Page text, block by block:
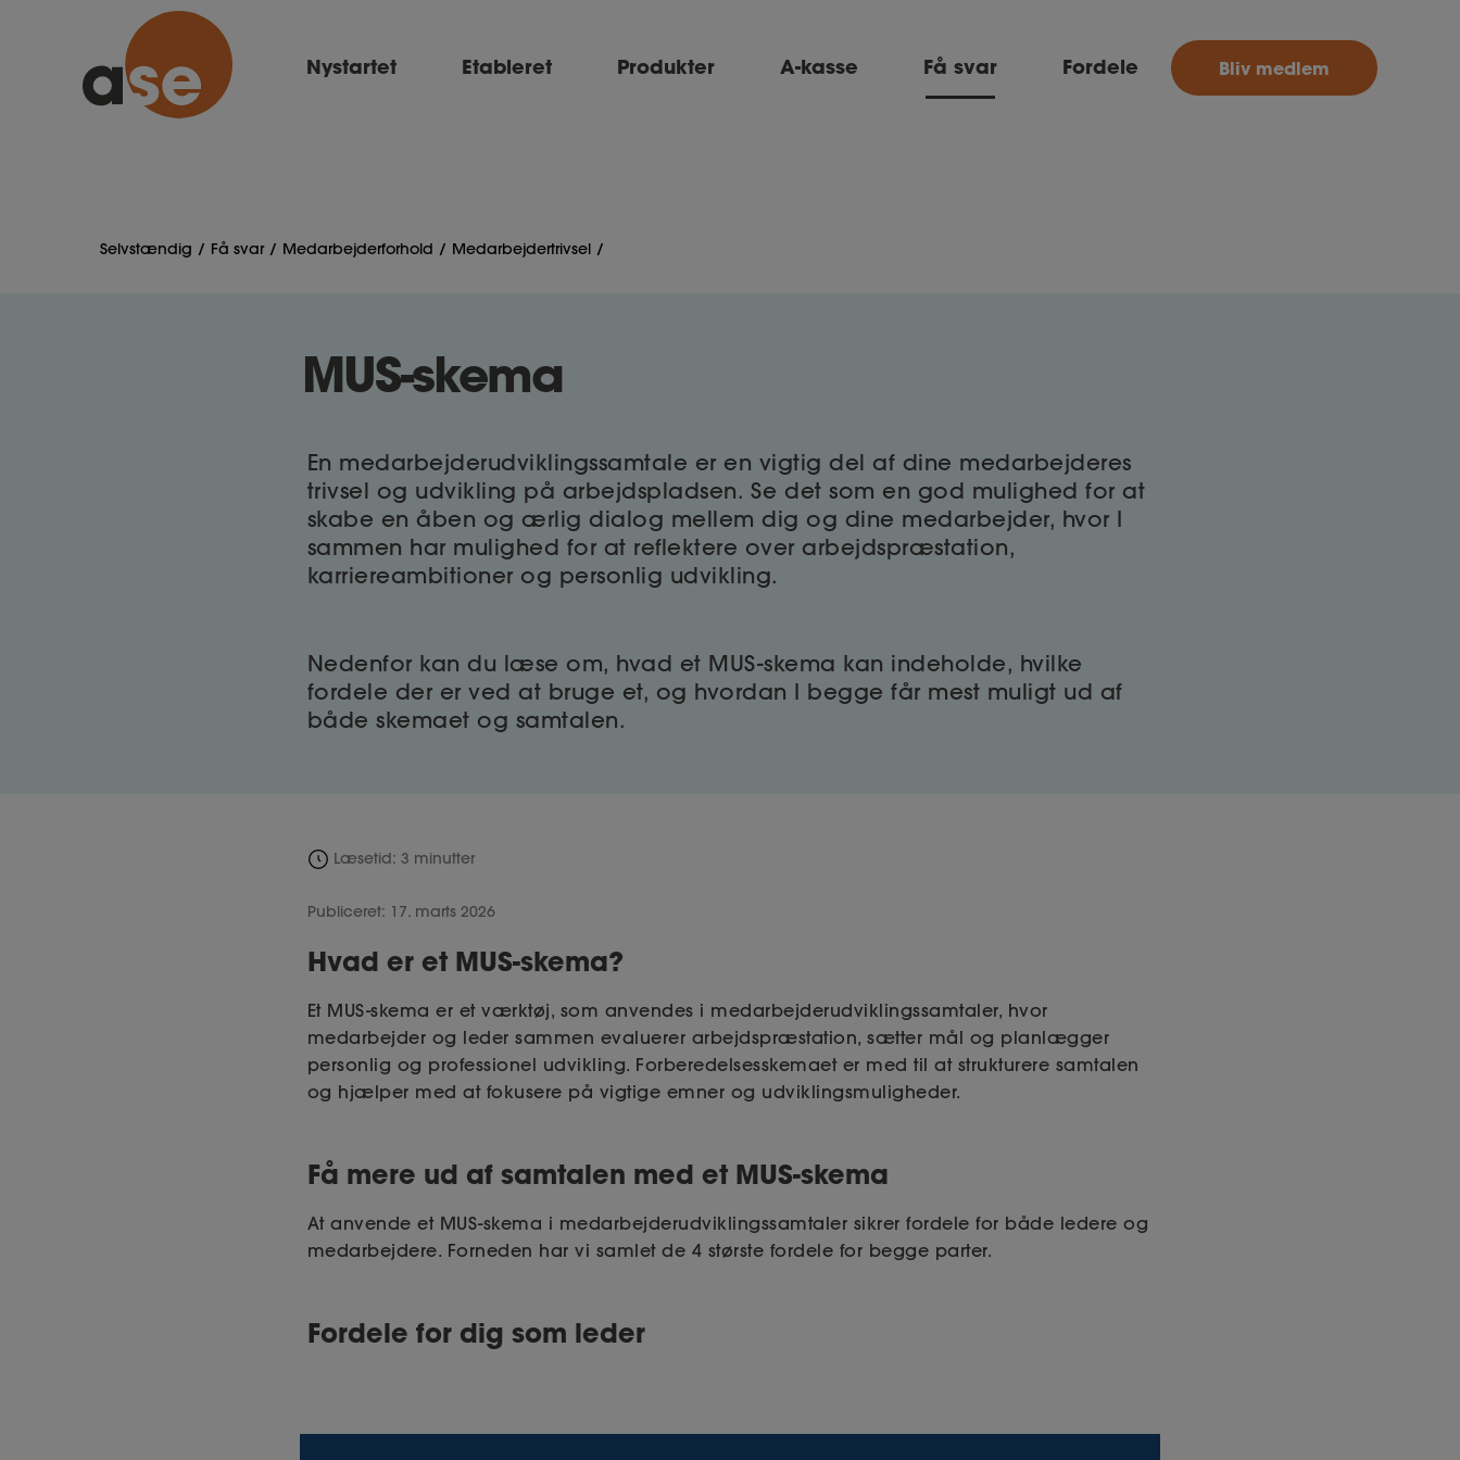
Ase
Nystartet Etableret Produkter A-kasse Få svar Fordele Bliv medlem
Selvstændig Få svar Medarbejderforhold Medarbejdertrivsel
MUS-skema
En medarbejderudviklingssamtale er en vigtig del af dine medarbejderes
trivsel og udvikling på arbejdspladsen. Se det som en god mulighed for at
skabe en åben og ærlig dialog mellem dig og dine medarbejder, hvor I
sammen har mulighed for at reflektere over arbejdspræstation,
karriereambitioner og personlig udvikling.
Nedenfor kan du læse om, hvad et MUS-skema kan indeholde, hvilke
fordele der er ved at bruge et, og hvordan I begge får mest muligt ud af
både skemaet og samtalen.
Læsetid: 3 minutter
Publiceret: 17. marts 2026
Hvad er et MUS-skema?
Et MUS-skema er et værktøj, som anvendes i medarbejderudviklingssamtaler, hvor
medarbejder og leder sammen evaluerer arbejdspræstation, sætter mål og planlægger
personlig og professionel udvikling. Forberedelsesskemaet er med til at strukturere samtalen
og hjælper med at fokusere på vigtige emner og udviklingsmuligheder.
Få mere ud af samtalen med et MUS-skema
At anvende et MUS-skema i medarbejderudviklingssamtaler sikrer fordele for både ledere og
medarbejdere. Forneden har vi samlet de 4 største fordele for begge parter.
Fordele for dig som leder